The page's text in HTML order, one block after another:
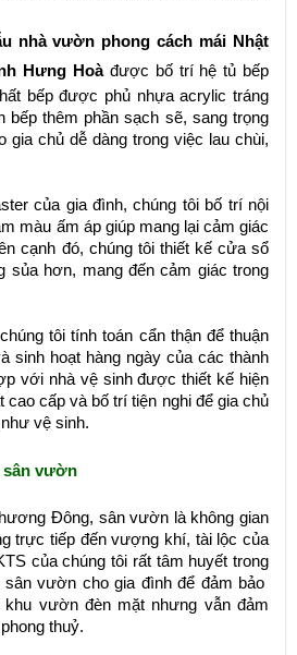
nhà vườn phong cách mái Nhật
Hưng Hoà được bố trí hệ tủ bếp
bếp được phủ nhựa acrylic tráng
bếp thêm phần sạch sẽ, sang trọng
gia chủ dễ dàng trong việc lau chùi,
của gia đình, chúng tôi bố trí nội
màu ấm áp giúp mang lại cảm giác
cạnh đó, chúng tôi thiết kế cửa sổ
sủa hơn, mang đến cảm giác trong
tôi tính toán cẩn thận để thuận
sinh hoạt hàng ngày của các thành
với nhà vệ sinh được thiết kế hiện
cao cấp và bố trí tiện nghi để gia chủ
vệ sinh.
sân vườn
Đông, sân vườn là không gian
trực tiếp đến vượng khí, tài lộc của
của chúng tôi rất tâm huyết trong
sân vườn cho gia đình để đảm bảo
vườn đèn mặt nhưng vẫn đảm
thuỷ.